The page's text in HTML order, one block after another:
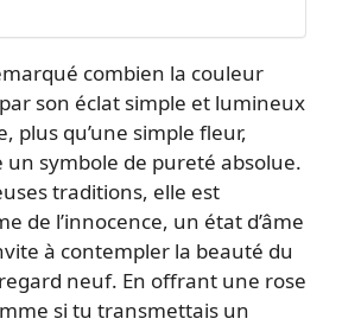
combien la couleur
son éclat simple et lumineux
plus qu’une simple fleur,
un symbole de pureté absolue.
traditions, elle est
de l’innocence, un état d’âme
à contempler la beauté du
neuf. En offrant une rose
si tu transmettais un